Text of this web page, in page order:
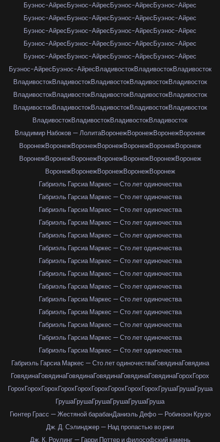
Буэнос-АйресБуэнос-АйресБуэнос-АйресБуэнос-Айрес
Буэнос-АйресБуэнос-АйресБуэнос-АйресБуэнос-Айрес
Буэнос-АйресБуэнос-АйресБуэнос-АйресБуэнос-Айрес
Буэнос-АйресБуэнос-АйресБуэнос-АйресБуэнос-Айрес
Буэнос-АйресБуэнос-АйресБуэнос-АйресБуэнос-Айрес
Буэнос-АйресБуэнос-АйресВладивостокВладивостокВладивосток
ВладивостокВладивостокВладивостокВладивостокВладивосток
ВладивостокВладивостокВладивостокВладивостокВладивосток
ВладивостокВладивостокВладивостокВладивостокВладивосток
ВладивостокВладивостокВладивостокВладивосток
Владимир Набоков — ЛолитаВоронежВоронежВоронежВоронеж
ВоронежВоронежВоронежВоронежВоронежВоронежВоронеж
ВоронежВоронежВоронежВоронежВоронежВоронежВоронеж
ВоронежВоронежВоронежВоронежВоронеж
Габриэль Гарсиа Маркес — Сто лет одиночества
Габриэль Гарсиа Маркес — Сто лет одиночества
Габриэль Гарсиа Маркес — Сто лет одиночества
Габриэль Гарсиа Маркес — Сто лет одиночества
Габриэль Гарсиа Маркес — Сто лет одиночества
Габриэль Гарсиа Маркес — Сто лет одиночества
Габриэль Гарсиа Маркес — Сто лет одиночества
Габриэль Гарсиа Маркес — Сто лет одиночества
Габриэль Гарсиа Маркес — Сто лет одиночества
Габриэль Гарсиа Маркес — Сто лет одиночества
Габриэль Гарсиа Маркес — Сто лет одиночества
Габриэль Гарсиа Маркес — Сто лет одиночества
Габриэль Гарсиа Маркес — Сто лет одиночества
Габриэль Гарсиа Маркес — Сто лет одиночества
Габриэль Гарсиа Маркес — Сто лет одиночестваГовядинаГовядина
ГовядинаГовядинаГовядинаГовядинаГовядинаГовядинаГорохГорох
ГорохГорохГорохГорохГорохГорохГорохГорохГорохГрушаГрушаГруша
ГрушаГрушаГрушаГрушаГрушаГруша
Гюнтер Грасс — Жестяной барабанДаниэль Дефо — Робинзон Крузо
Дж. Д. Сэлинджер — Над пропастью во ржи
Дж. К. Роулинг — Гарри Поттер и философский камень